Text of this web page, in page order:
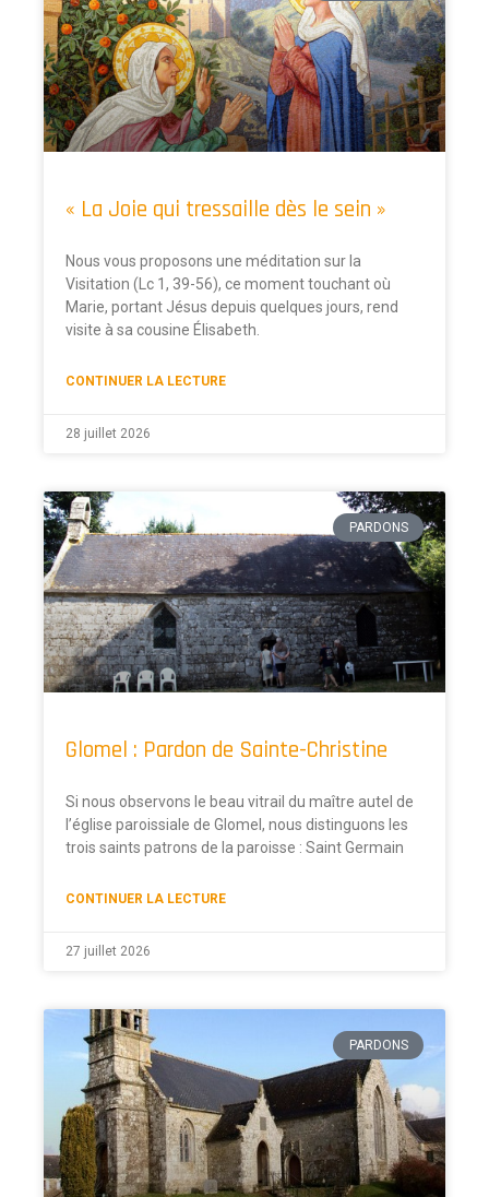
« La Joie qui tressaille dès le sein »
Nous vous proposons une méditation sur la
Visitation (Lc 1, 39-56), ce moment touchant où
Marie, portant Jésus depuis quelques jours, rend
visite à sa cousine Élisabeth.
CONTINUER LA LECTURE
28 juillet 2026
PARDONS
Glomel : Pardon de Sainte-Christine
Si nous observons le beau vitrail du maître autel de
l’église paroissiale de Glomel, nous distinguons les
trois saints patrons de la paroisse : Saint Germain
CONTINUER LA LECTURE
27 juillet 2026
PARDONS